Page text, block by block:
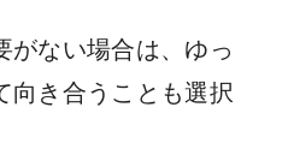
がない場合は、ゆっ
向き合うことも選択